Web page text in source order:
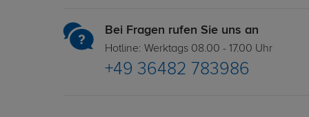
Bei Fragen rufen Sie uns an
Hotline: Werktags 08.00 - 17.00 Uhr
+49 36482 783986